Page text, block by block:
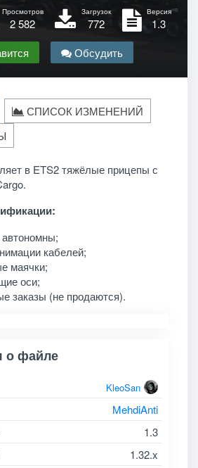
Просмотров
2 582
Загрузок
772
Версия
1.3
Обсудить
СПИСОК ИЗМЕНЕНИЙ
в ETS2 тяжёлые прицепы с
кабелей;
маячки;
оси;
заказы (не продаются).
о файле
KleoSan
MehdiAnti
1.3
1.32.x